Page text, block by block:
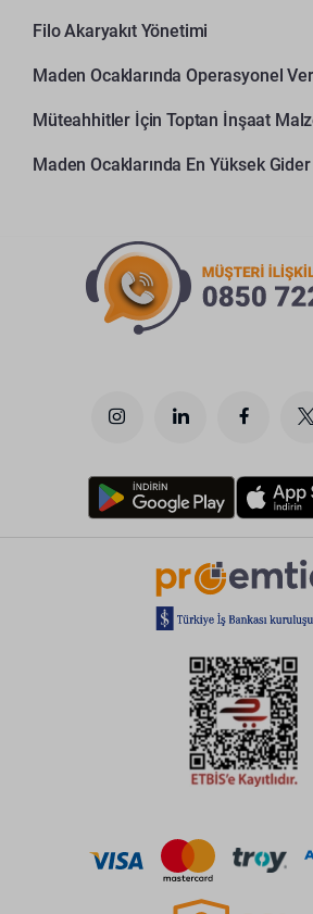
Filo Akaryakıt Yönetimi